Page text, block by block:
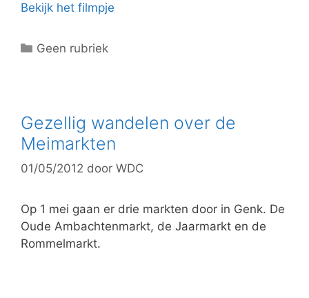
Bekijk het filmpje
C
g
r
i
ë
n
Geen rubriek
Gezellig wandelen over de
Meimarkten
01/05/2012 door WDC
Op 1 mei gaan er drie markten door in Genk. De
Oude Ambachtenmarkt, de Jaarmarkt en de
Rommelmarkt.